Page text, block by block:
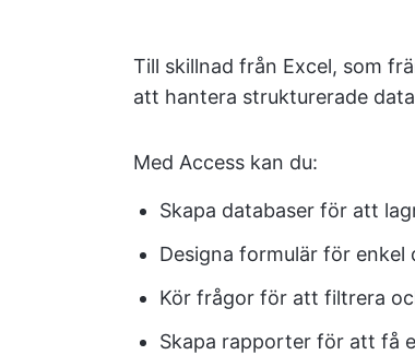
Till skillnad från Excel, som
att hantera strukturerade
Med Access kan du:
Skapa databaser för att
Designa formulär för enkel
Kör frågor för att filtrera
Skapa rapporter för att få